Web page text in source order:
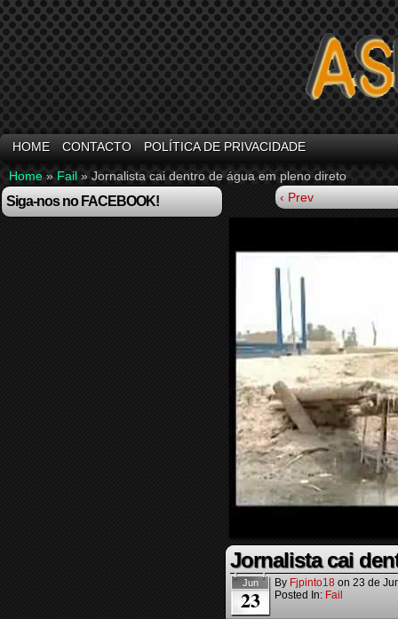
HOME CONTACTO POLÍTICA DE PRIVACIDADE
Home » Fail » Jornalista cai dentro de água em pleno direto
Siga-nos no FACEBOOK! ‹ Prev
Jornalista cai
Jun
23
By Fjpinto18 on 23 de
Posted In: Fail